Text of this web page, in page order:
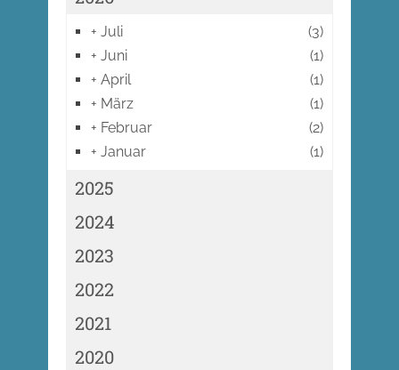
+ Juli
(3)
+ Juni
(1)
+ April
(1)
+ März
(1)
+ Februar
(2)
+ Januar (1)
2025
2024
2023
2022
2021
2020